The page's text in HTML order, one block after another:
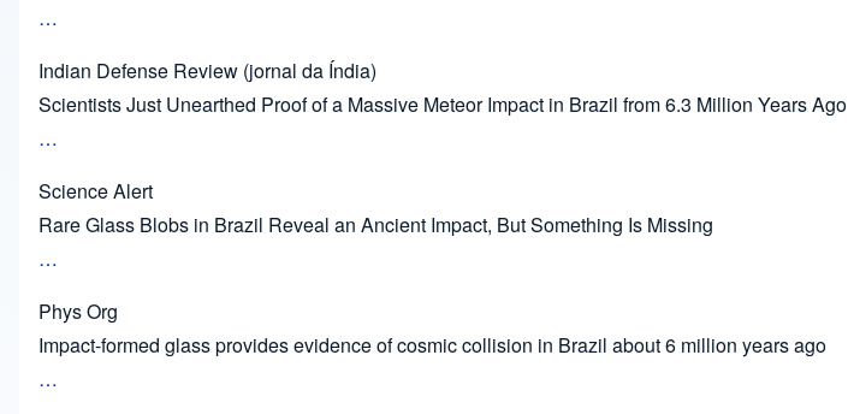
…
Indian Defense Review (jornal da Índia)
Scientists Just Unearthed Proof of a Massive Meteor Impact in Brazil from 6.3 Million Years Ago
…
Science Alert
Rare Glass Blobs in Brazil Reveal an Ancient Impact, But Something Is Missing
…
Phys Org
Impact-formed glass provides evidence of cosmic collision in Brazil about 6 million years ago
…